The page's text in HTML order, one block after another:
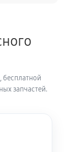
бесплатной
запчастей.